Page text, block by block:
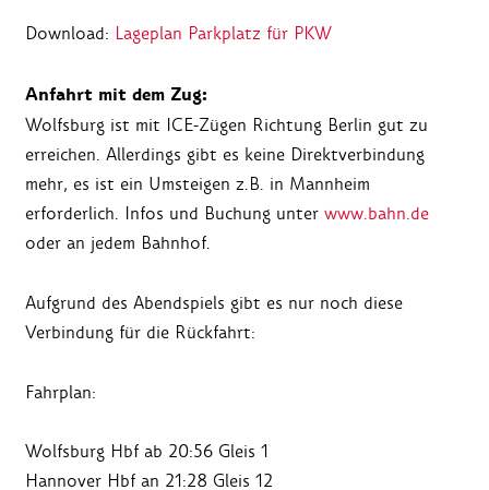
Download: Lageplan Parkplatz für PKW
Anfahrt mit dem Zug:
Wolfsburg ist mit ICE-Zügen Richtung Berlin gut zu
erreichen. Allerdings gibt es keine Direktverbindung
mehr, es ist ein Umsteigen z.B. in Mannheim
erforderlich. Infos und Buchung unter www.bahn.de
oder an jedem Bahnhof.
Aufgrund des Abendspiels gibt es nur noch diese
Verbindung für die Rückfahrt:
Fahrplan:
Wolfsburg Hbf ab 20:56 Gleis 1
Hannover Hbf an 21:28 Gleis 12